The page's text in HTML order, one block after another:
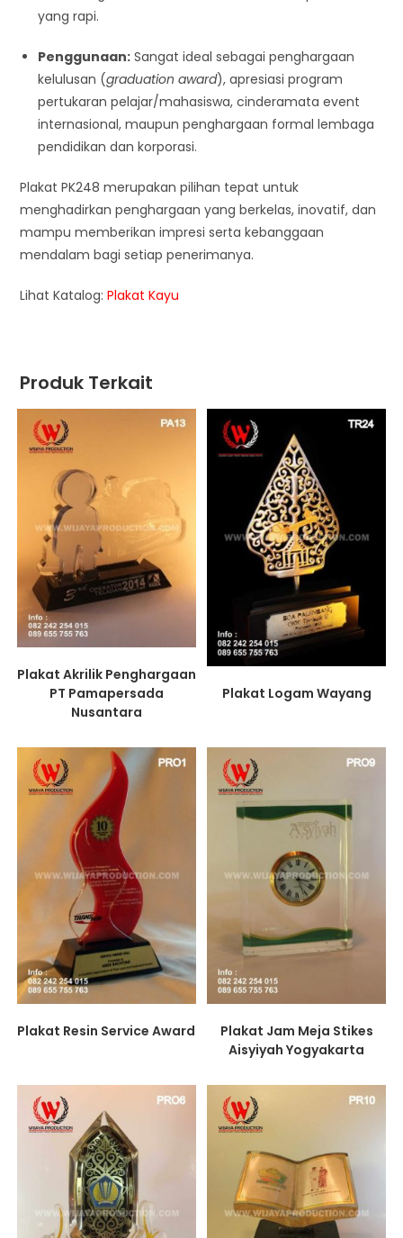
yang rapi.
Penggunaan: Sangat ideal sebagai penghargaan
kelulusan (graduation award), apresiasi program
pertukaran pelajar/mahasiswa, cinderamata event
internasional, maupun penghargaan formal lembaga
pendidikan dan korporasi.
Plakat PK248 merupakan pilihan tepat untuk
menghadirkan penghargaan yang berkelas, inovatif, dan
mampu memberikan impresi serta kebanggaan
mendalam bagi setiap penerimanya.
Lihat Katalog:Plakat Kayu
Produk Terkait
Plakat Akrilik Penghargaan
PT Pamapersada
Nusantara
Plakat Logam Wayang
Plakat Resin Service Award
Plakat Jam Meja Stikes
Aisyiyah Yogyakarta